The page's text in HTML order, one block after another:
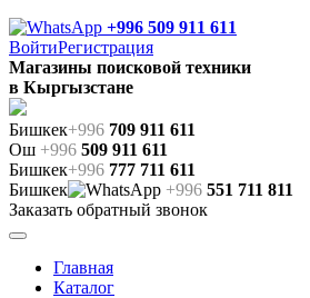
+996 509 911 611
ВойтиРегистрация
Магазины поисковой техники
в Кыргызстане
Бишкек+996 709 911 611
Ош +996 509 911 611
Бишкек+996 777 711 611
Бишкек
+996 551 711 811
Заказать обратный звонок
Главная
Каталог